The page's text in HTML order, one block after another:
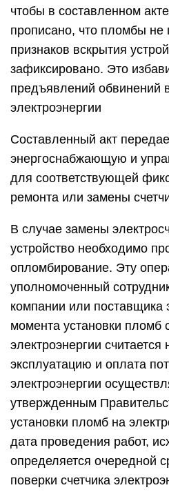
чтобы в составленном
прописано, что пломбы
признаков вскрытия
зафиксировано. Это
предъявлений обвинений
электроэнергии
Составленный акт
энергоснабжающую и
для соответствующей
ремонта или замены
В случае замены
устройство необходимо
опломбирование. Эту
уполномоченный
компании или поставщика
момента установки пломб
электроэнергии
эксплуатацию и оплата
электроэнергии
утвержденным
установки пломб на
дата проведения работ,
определяется очередной
поверки счетчика